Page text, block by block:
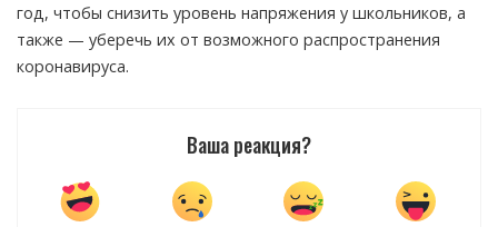
год, чтобы снизить уровень напряжения у школьников, а
также — уберечь их от возможного распространения
коронавируса.
Ваша реакция?